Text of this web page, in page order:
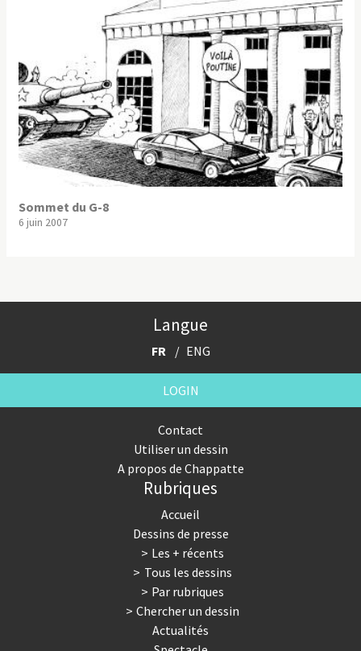
Sommet du G-8
6 juin 2007
Langue
FR ENG
LOGIN
Contact
Utiliser un dessin
A propos de Chappatte
Rubriques
Accueil
Dessins de presse
Les + récents
Tous les dessins
Par rubriques
Chercher un dessin
Actualités